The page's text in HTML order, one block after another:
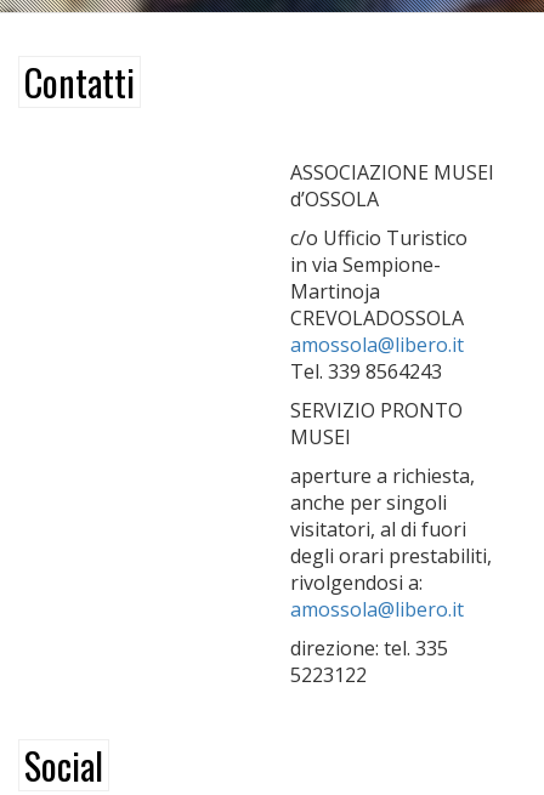
Contatti
ASSOCIAZIONE MUSEI
d’OSSOLA
c/o Ufficio Turistico
in via Sempione-
Martinoja
CREVOLADOSSOLA
amossola@libero.it
Tel. 339 8564243
SERVIZIO PRONTO
MUSEI
aperture a richiesta,
anche per singoli
visitatori, al di fuori
degli orari prestabiliti,
rivolgendosi a:
amossola@libero.it
direzione: tel. 335
5223122
Social